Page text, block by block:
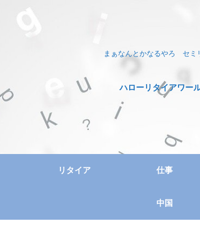
まぁなんとかなるやろ セミ
ハローリタイアワー
リタイア 仕事
中国